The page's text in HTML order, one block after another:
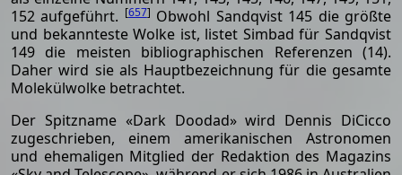
152 aufgeführt. [657] Obwohl Sandqvist 145 die größte
und bekannteste Wolke ist, listet Simbad für Sandqvist
149 die meisten bibliographischen Referenzen (14).
Daher wird sie als Hauptbezeichnung für die gesamte
Molekülwolke betrachtet.
Der Spitzname «Dark Doodad» wird Dennis DiCicco
zugeschrieben, einem amerikanischen Astronomen
und ehemaligen Mitglied der Redaktion des Magazins